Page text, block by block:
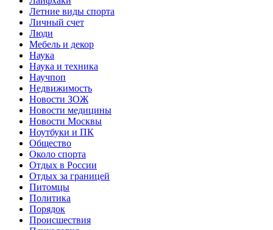
Летние виды спорта
Личный счет
Люди
Мебель и декор
Наука
Наука и техника
Научпоп
Недвижимость
Новости ЗОЖ
Новости медицины
Новости Москвы
Ноутбуки и ПК
Общество
Около спорта
Отдых в России
Отдых за границей
Питомцы
Политика
Порядок
Происшествия